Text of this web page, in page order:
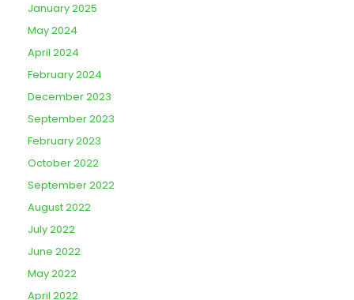
January 2025
May 2024
April 2024
February 2024
December 2023
September 2023
February 2023
October 2022
September 2022
August 2022
July 2022
June 2022
May 2022
April 2022